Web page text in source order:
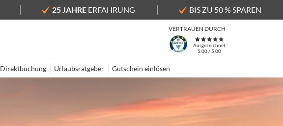
25 JAHRE ERFAHRUNG BIS ZU 50 % SPAREN
VERTRAUEN DURCH
Ausgezeichnet
5.00 / 5.00
Direktbuchung Urlaubsratgeber Gutschein einlösen